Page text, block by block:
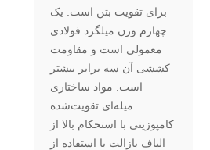
برای تقویت بتن است. یک
چهارم وزن میلگرد فولادی
معمولی است و مقاومت
کششی آن سه برابر بیشتر
است. مواد ساختاری
میله‌ای تقویت‌شده
کامپوزیتی با استحکام بالا از
الیاف بازالت با استفاده از